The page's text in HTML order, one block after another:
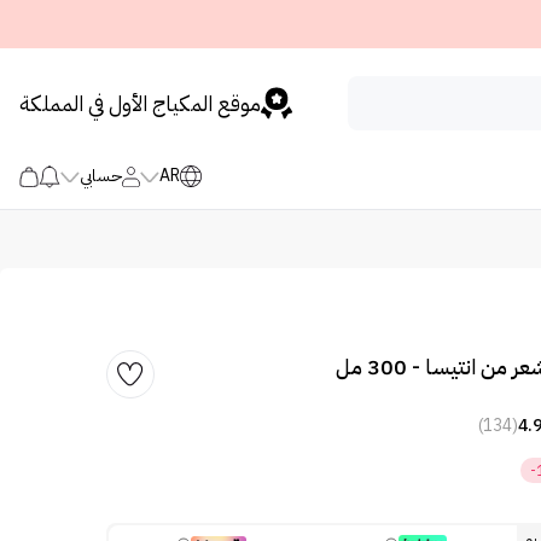
موقع المكياج الأول في المملكة
AR حسابي
انتيسا - 300 مل
4.9
(134)
-